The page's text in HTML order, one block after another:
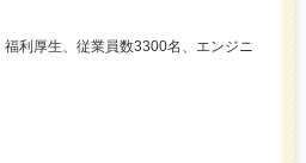
利厚生、従業員数3300名、エンジニ